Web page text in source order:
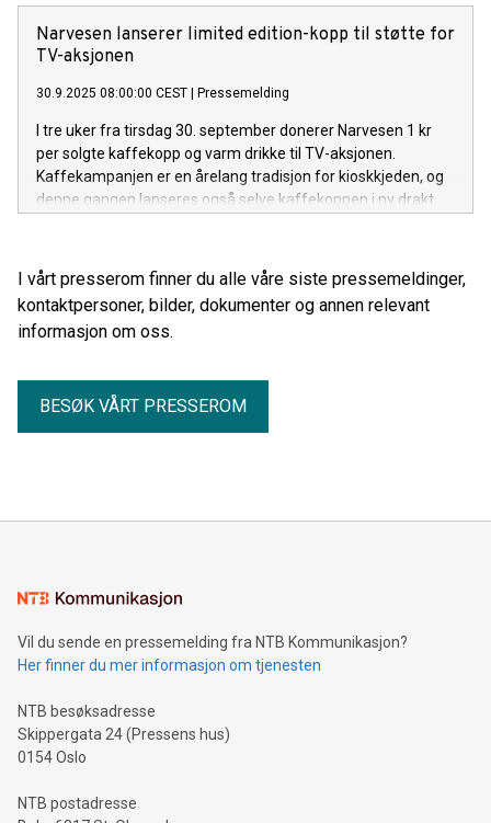
merch i semesteroppgave. Blant mange sterke bidrag ble
det Vivian som gikk helt til topps.
Narvesen lanserer limited edition-kopp til støtte for
TV-aksjonen
30.9.2025 08:00:00 CEST Pressemelding
I tre uker fra tirsdag 30. september donerer Narvesen 1 kr
per solgte kaffekopp og varm drikke til TV-aksjonen.
Kaffekampanjen er en årelang tradisjon for kioskkjeden, og
denne gangen lanseres også selve kaffekoppen i ny drakt.
I vårt presserom finner du alle våre siste pressemeldinger,
kontaktpersoner, bilder, dokumenter og annen relevant
informasjon om oss.
BESØK VÅRT PRESSEROM
Vil du sende en pressemelding fra NTB Kommunikasjon?
Her finner du mer informasjon om tjenesten
NTB besøksadresse
Skippergata 24 (Pressens hus)
0154 Oslo
NTB postadresse